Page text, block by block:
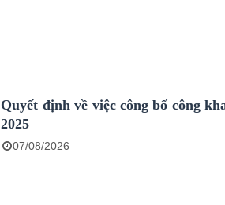
Quyết định về việc công bố công
2025
07/08/2026